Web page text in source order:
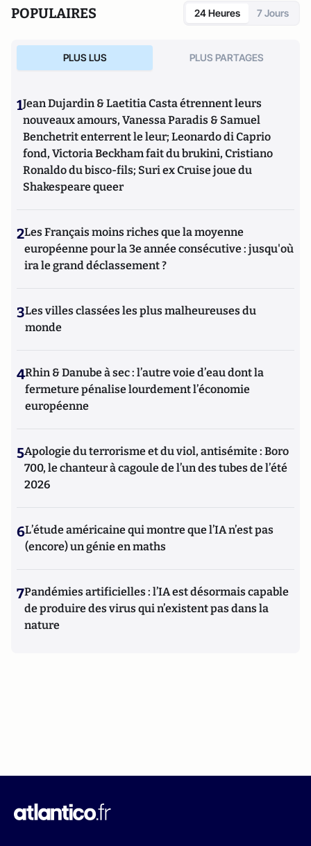
POPULAIRES 24 Heures 7 Jours
PLUS LUS PLUS PARTAGES
1Jean Dujardin & Laetitia Casta étrennent leurs
nouveaux amours, Vanessa Paradis & Samuel
Benchetrit enterrent le leur; Leonardo di Caprio
fond, Victoria Beckham fait du brukini, Cristiano
Ronaldo du bisco-fils; Suri ex Cruise joue du
Shakespeare queer
2Les Français moins riches que la moyenne
européenne pour la 3e année consécutive : jusqu'où
ira le grand déclassement ?
3Les villes classées les plus malheureuses du
monde
4Rhin & Danube à sec : l’autre voie d’eau dont la
fermeture pénalise lourdement l’économie
européenne
5Apologie du terrorisme et du viol, antisémite : Boro
700, le chanteur à cagoule de l’un des tubes de l’été
2026
6L’étude américaine qui montre que l’IA n’est pas
(encore) un génie en maths
7Pandémies artificielles : l’IA est désormais capable
de produire des virus qui n’existent pas dans la
nature